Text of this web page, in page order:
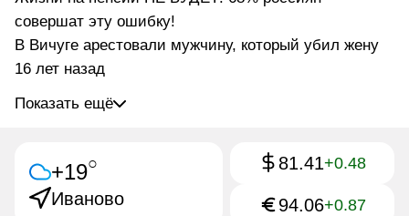
совершат эту ошибку!
В Вичуге арестовали мужчину, который убил жену
16 лет назад
Показать ещё
+19○
Иваново
81.41+0.48
94.06+0.87